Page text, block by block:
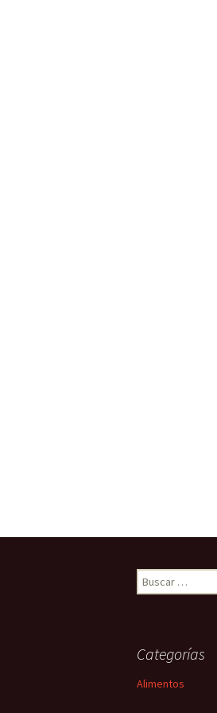
Buscar:
Categorías
Alimentos